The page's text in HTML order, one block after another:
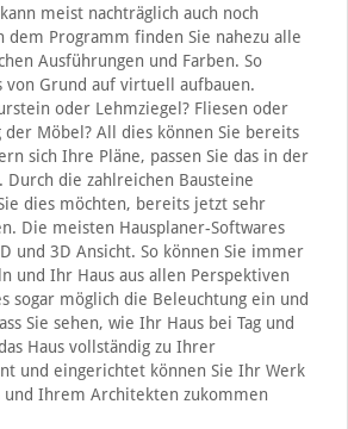
meist nachträglich auch noch
dem Programm finden Sie nahezu alle
Ausführungen und Farben. So
von Grund auf virtuell aufbauen.
oder Lehmziegel? Fliesen oder
der Möbel? All dies können Sie bereits
sich Ihre Pläne, passen Sie das in der
Durch die zahlreichen Bausteine
dies möchten, bereits jetzt sehr
Die meisten Hausplaner-Softwares
und 3D Ansicht. So können Sie immer
und Ihr Haus aus allen Perspektiven
sogar möglich die Beleuchtung ein und
Sie sehen, wie Ihr Haus bei Tag und
Haus vollständig zu Ihrer
und eingerichtet können Sie Ihr Werk
und Ihrem Architekten zukommen